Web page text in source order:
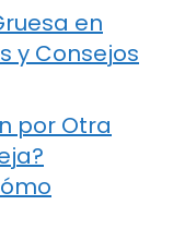
en
y Consejos
por Otra